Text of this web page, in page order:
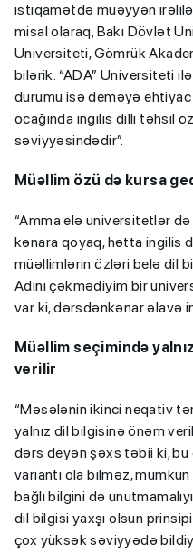
istiqamətdə müəyyən
misal olaraq, Bakı Dövlət
Universiteti, Gömrük
bilərik. “ADA” Universiteti
durumu isə deməyə
ocağında ingilis dilli təhsil
səviyyəsindədir”.
Müəllim özü də kursa
“Amma elə universitetlər
kənara qoyaq, hətta ingilis
müəllimlərin özləri belə dil
Adını çəkmədiyim bir
var ki, dərsdənkənar əlavə
Müəllim seçimində
verilir
“Məsələnin ikinci neqativ
yalnız dil bilgisinə önəm
dərs deyən şəxs təbii ki, bu
variantı ola bilməz,
bağlı bilgini də
dil bilgisi yaxşı olsun
çox yüksək səviyyədə